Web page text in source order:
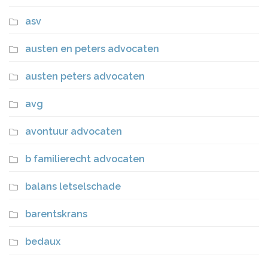
asv
austen en peters advocaten
austen peters advocaten
avg
avontuur advocaten
b familierecht advocaten
balans letselschade
barentskrans
bedaux